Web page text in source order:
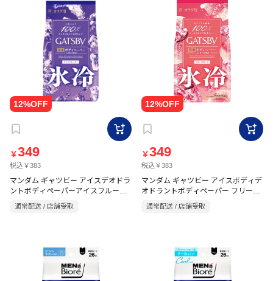
￥349
税込￥383
マンダム ギャツビー アイスデオドラ
ントボディペーパーアイスフルーテ
ィ ＜徳用タイプ＞ 30枚【医薬部外
品】
通常配送 / 店舗受取
￥349
税込￥383
マンダム ギャツビー アイスボディデ
オドラントボディペーパー フリーズ
ピーチ 徳用 30枚入 【医薬部外品】
通常配送 / 店舗受取